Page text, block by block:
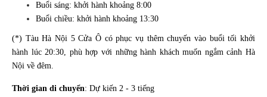
Buổi sáng: khởi hành khoảng 8:00
Buổi chiều: khởi hành khoảng 13:30
(*) Tàu Hà Nội 5 Cửa Ô có phục vụ thêm chuyến vào buổi tối khởi
hành lúc 20:30, phù hợp với những hành khách muốn ngắm cảnh Hà
Nội về đêm.
Thời gian di chuyển: Dự kiến 2 - 3 tiếng